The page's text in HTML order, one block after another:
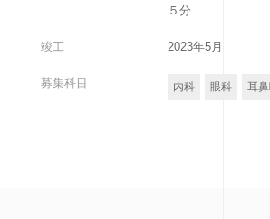
５分
竣工 2023年5月
募集科目 内科 眼科 耳